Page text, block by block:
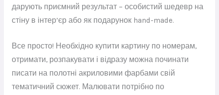
дарують приємний результат – особистий шедевр на
стіну в інтер’єр або як подарунок hand-made.
Все просто! Необхідно купити картину по номерам,
отримати, розпакувати і відразу можна починати
писати на полотні акриловими фарбами свій
тематичний сюжет. Малювати потрібно по